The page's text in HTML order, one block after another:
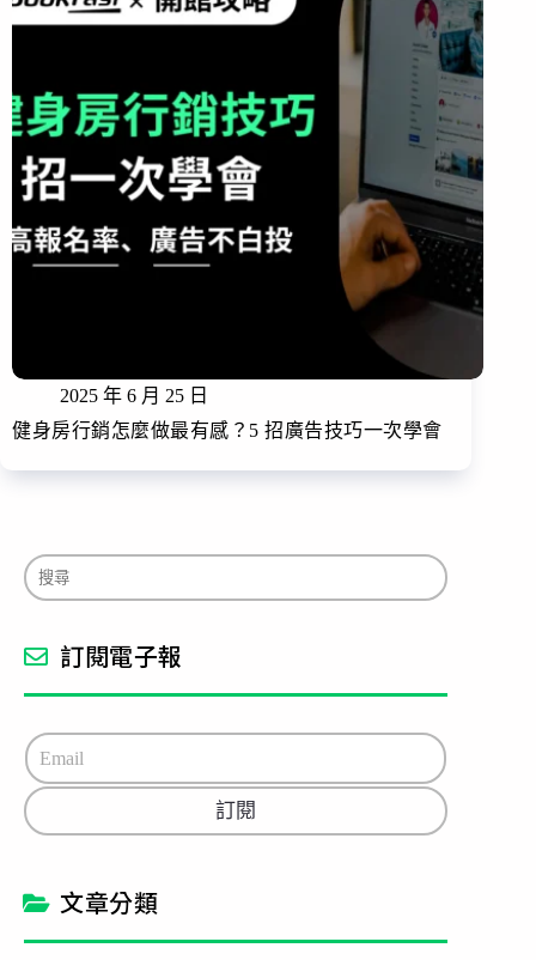
2025 年 6 月 25 日
健身房行銷怎麼做最有感？5 招廣告技巧一次學會
訂閱電子報
E
m
a
i
訂閱
文章分類